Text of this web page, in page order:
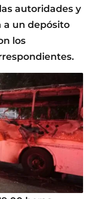
autoridades y
un depósito
los